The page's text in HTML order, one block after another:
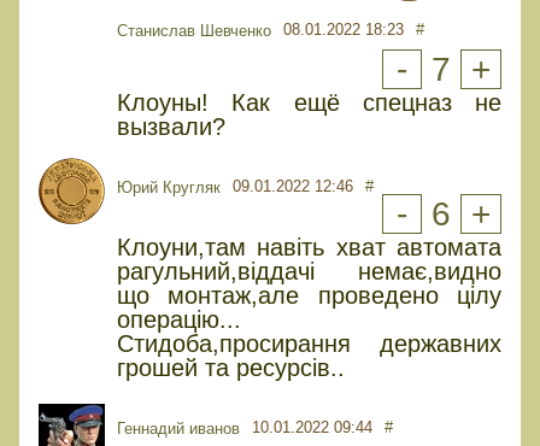
Станислав Шевченко 08.01.2022 18:23 #
- 7 +
Клоуны! Как ещё спецназ не
вызвали?
Юрий Кругляк 09.01.2022 12:46 #
- 6 +
Клоуни,там навіть хват автомата
рагульний,віддачі немає,видно
що монтаж,але проведено цілу
операцію...
Стидоба,просирання державних
грошей та ресурсів..
Геннадий иванов 10.01.2022 09:44 #